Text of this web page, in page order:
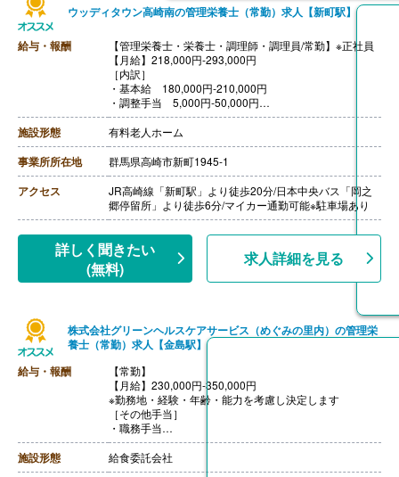
ウッディタウン高崎南の管理栄養士（常勤）求人【新町駅】
給与・報酬
【管理栄養士・栄養士・調理師・調理員/常勤】※正社員
【月給】218,000円-293,000円
［内訳］
・基本給 180,000円‐210,000円
・調整手当 5,000円‐50,000円
［その他手当］
・管理者手当 20,000円
・資格手当 13,000円
※採用時の業務内容、資格による
【賞与】年2回（150,000円‐600,000円）※前年度実績
【通勤手当】あり（上限10,000円/月）
【昇給】あり（1月あたり500円‐1,500円）※前年度実績
【退職金】あり※勤続3年以上
施設形態 有料老人ホーム
事業所所在地 群馬県高崎市新町1945-1
アクセス
JR高崎線「新町駅」より徒歩20分/日本中央バス「岡之
郷停留所」より徒歩6分/マイカー通勤可能※駐車場あり
詳しく聞きたい
(無料)
求人詳細を見る
株式会社グリーンヘルスケアサービス（めぐみの里内）の管理栄
養士（常勤）求人【金島駅】
給与・報酬
【常勤】
【月給】230,000円-350,000円
※勤務地・経験・年齢・能力を考慮し決定します
［その他手当］
・職務手当
・食事手当
・年末年始手当
【賞与】年2回（7月、12月）※会社業績、各個人実績に
施設形態 給食委託会社